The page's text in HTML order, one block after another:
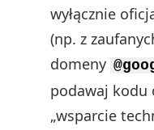
wyłącznie
(np. z
domeny
podawaj kodu
„wsparcie